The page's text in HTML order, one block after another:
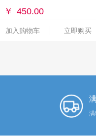
￥ 450.00
加入购物车 立即购买